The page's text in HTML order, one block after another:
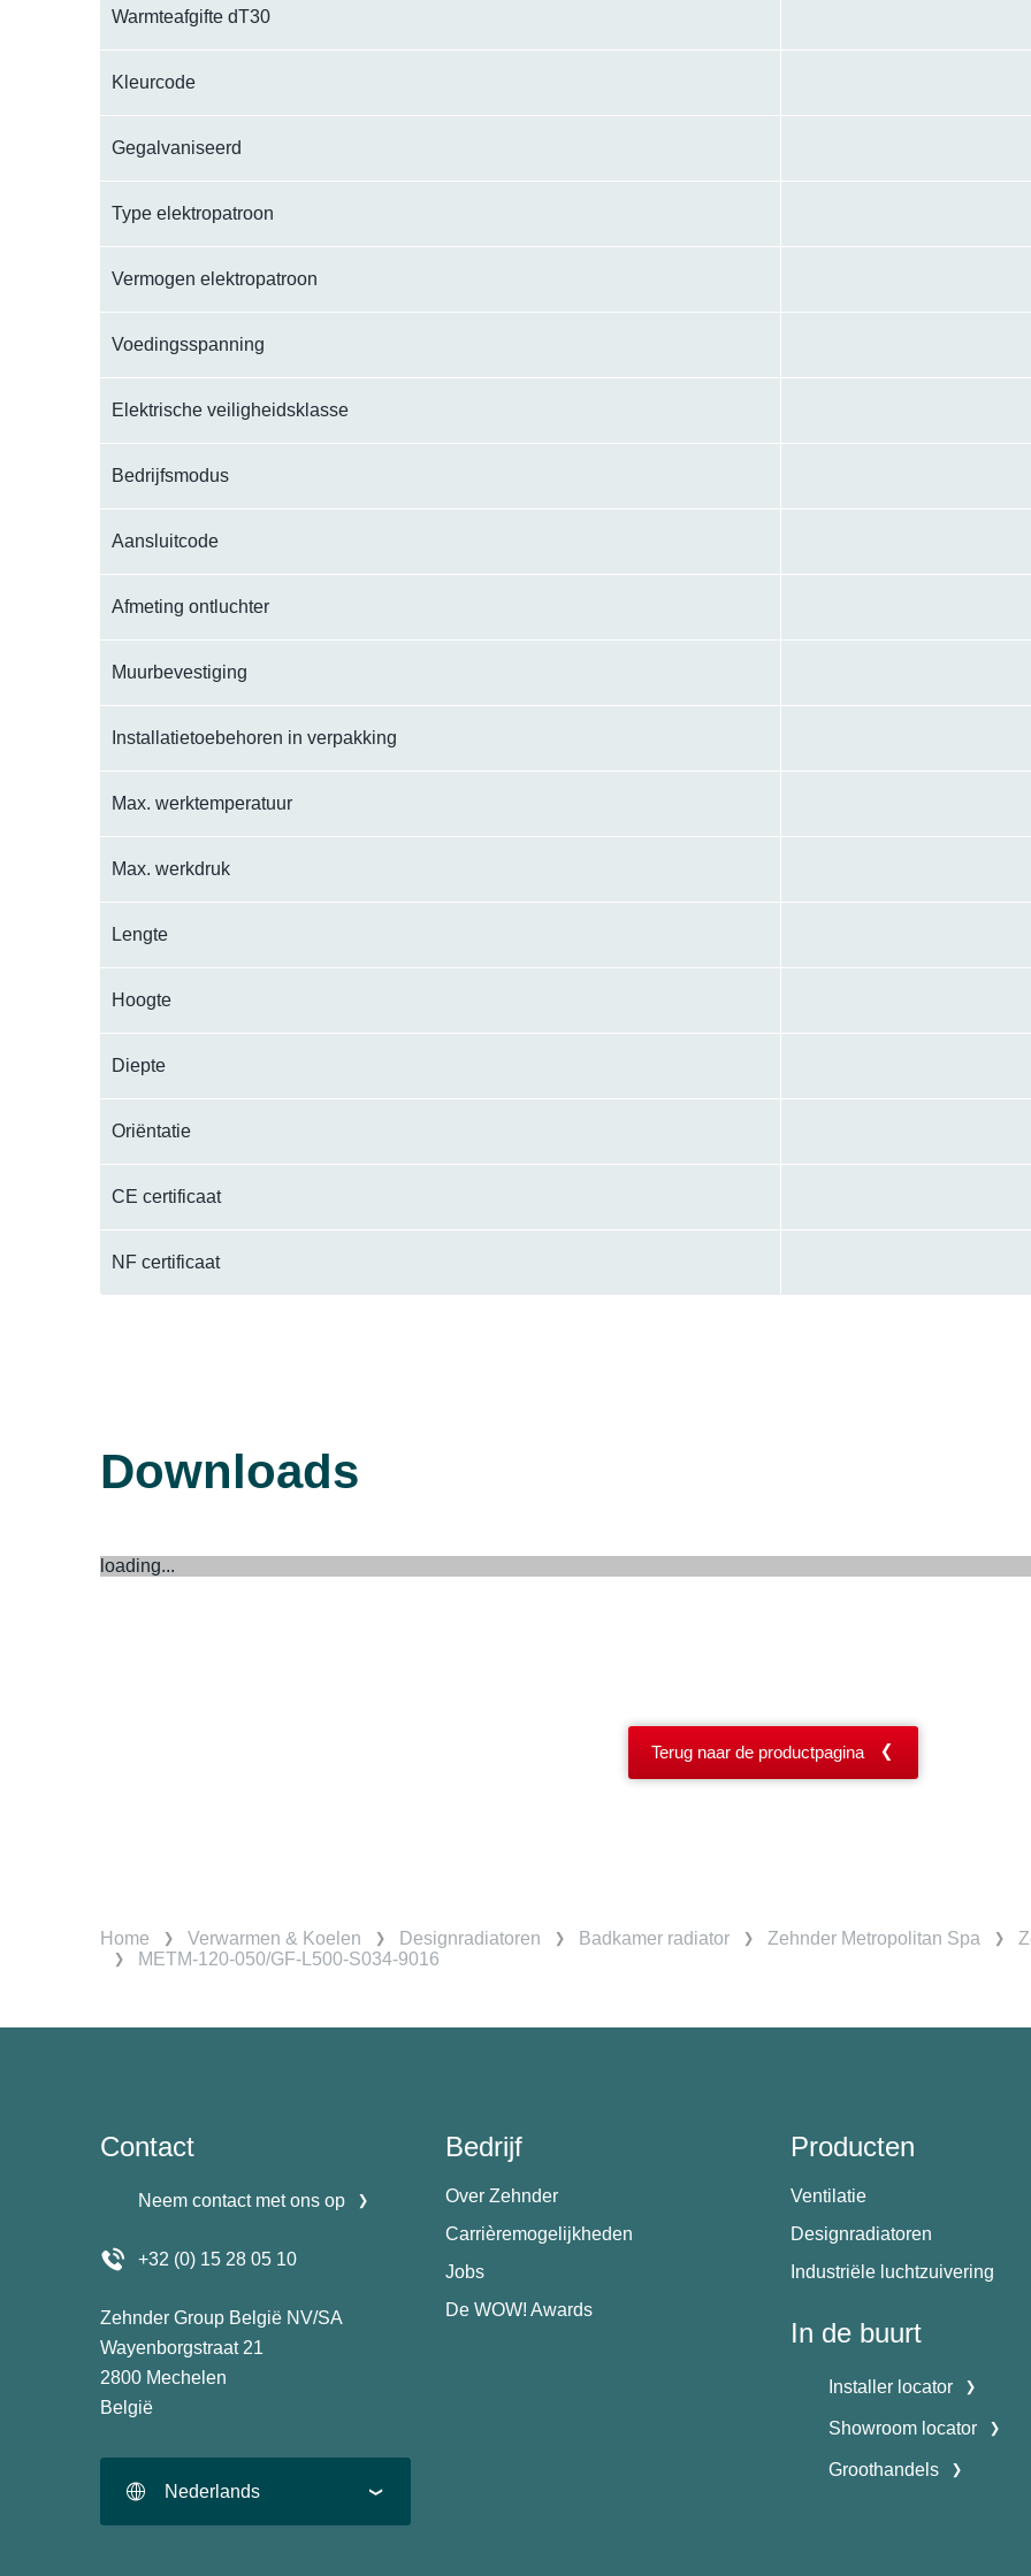
Warmteafgifte dT30
Kleurcode
Gegalvaniseerd
Type elektropatroon
Vermogen elektropatroon
Voedingsspanning
Elektrische veiligheidsklasse
Bedrijfsmodus
Aansluitcode
Afmeting ontluchter
Muurbevestiging
Installatietoebehoren in verpakking
Max. werktemperatuur
Max. werkdruk
Lengte
Hoogte
Diepte
Oriëntatie
CE certificaat
NF certificaat
Downloads
loading...
Terug naar de productpagina
Home Verwarmen & Koelen Designradiatoren Badkamer radiator Zehnder Metropolitan Spa
METM-120-050/GF-L500-S034-9016
Contact
Neem contact met ons op
+32 (0) 15 28 05 10
Zehnder Group België NV/SA
Wayenborgstraat 21
2800 Mechelen
België
Nederlands
Bedrijf
Over Zehnder
Carrièremogelijkheden
Jobs
De WOW! Awards
Producten
Ventilatie
Designradiatoren
Industriële luchtzuivering
In de buurt
Installer locator
Showroom locator
Groothandels